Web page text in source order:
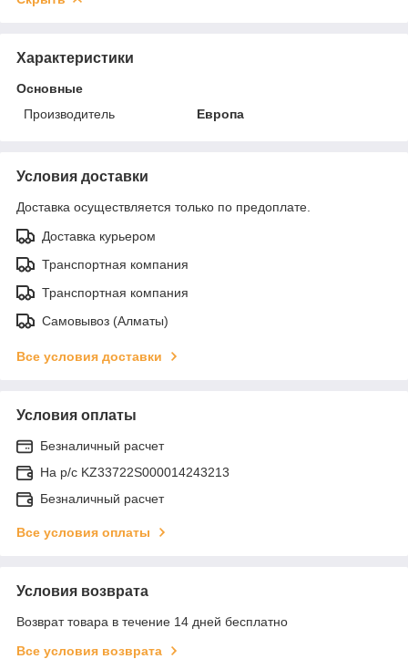
Характеристики
Основные
Производитель
Европа
Условия доставки
Доставка осуществляется только по предоплате.
Доставка курьером
Транспортная компания
Транспортная компания
Самовывоз (Алматы)
Все условия доставки
Условия оплаты
Безналичный расчет
На р/c KZ33722S000014243213
Безналичный расчет
Все условия оплаты
Условия возврата
Возврат товара в течение 14 дней бесплатно
Все условия возврата